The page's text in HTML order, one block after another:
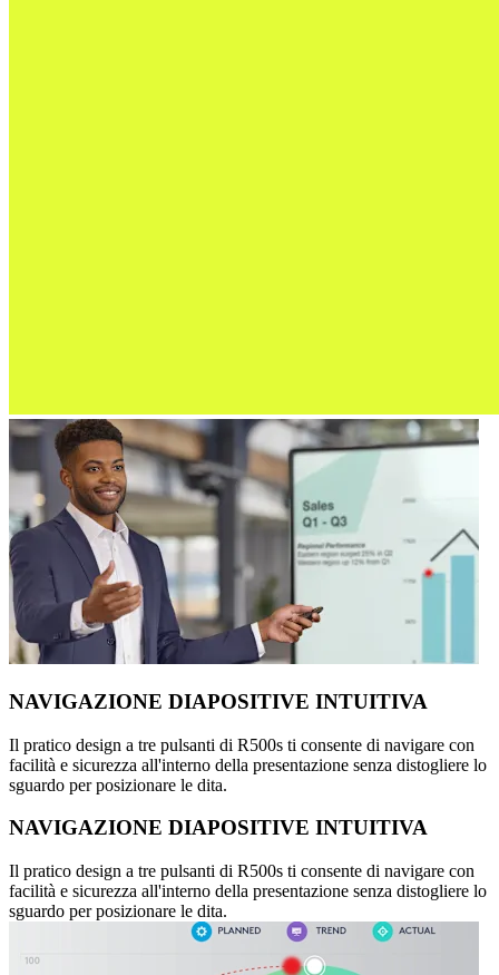
NAVIGAZIONE DIAPOSITIVE INTUITIVA
Il pratico design a tre pulsanti di R500s ti consente di navigare con
facilità e sicurezza all'interno della presentazione senza distogliere lo
sguardo per posizionare le dita.
NAVIGAZIONE DIAPOSITIVE INTUITIVA
Il pratico design a tre pulsanti di R500s ti consente di navigare con
facilità e sicurezza all'interno della presentazione senza distogliere lo
sguardo per posizionare le dita.